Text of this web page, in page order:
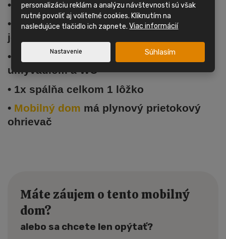
• Mobilný dommá jednoduché sklá
• Obývacia izba, kuchynská linka,
jedálenský kút
• Kúpeľňa so sprchovacím kútom,
umývadlom a WC
• 1x spálňa celkom 1 lôžko
• Mobilný dom má plynový prietokový
ohrievač
Máte záujem o tento mobilný
dom?
alebo sa chcete len opýtať?
personalizáciu reklám a analýzu návštevnosti sú však
nutné povoliť aj voliteľné cookies. Kliknutím na
nasledujúce tlačidlo ich zapnete.Viac informácií
Nastavenie Súhlasím